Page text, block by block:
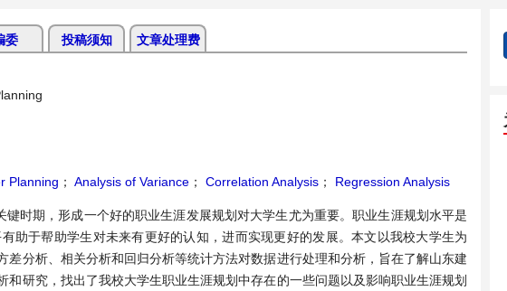
委 投稿须知 文章处理费
Planning ； Analysis of Variance ； Correlation Analysis ； Regression Analysis
时期，形成一个好的职业生涯发展规划对大学生尤为重要。职业生涯规划水平是
助于帮助学生对未来有更好的认知，进而实现更好的发展。本文以我校大学生为
分析、相关分析和回归分析等统计方法对数据进行处理和分析，旨在了解山东建
研究，找出了我校大学生职业生涯规划中存在的一些问题以及影响职业生涯规划